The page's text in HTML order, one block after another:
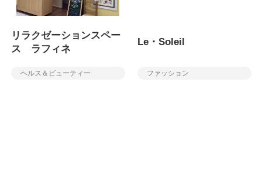
リラクゼーションスペー
ス ラフィネ
ヘルス＆ビューティー
Le・Soleil
ファッション